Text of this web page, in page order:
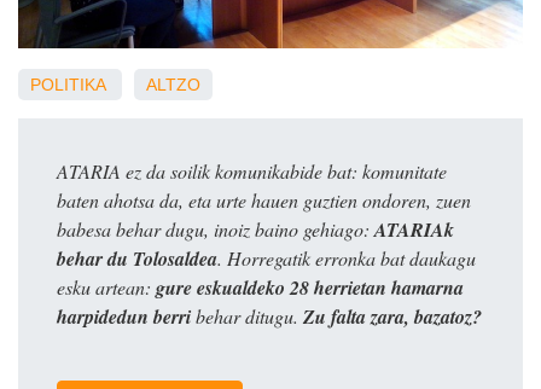
POLITIKA ALTZO
ATARIA ez da soilik komunikabide bat: komunitate
baten ahotsa da, eta urte hauen guztien ondoren, zuen
babesa behar dugu, inoiz baino gehiago: ATARIAk
behar du Tolosaldea. Horregatik erronka bat daukagu
esku artean: gure eskualdeko 28 herrietan hamarna
harpidedun berribehar ditugu. Zu falta zara, bazatoz?